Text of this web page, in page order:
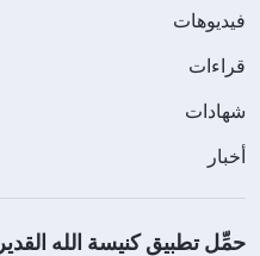
فيديوهات
قراءات
شهادات
أخبار
حمِّل تطبيق كنيسة الله القدير